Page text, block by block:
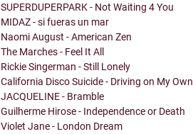
SUPERDUPERPARK - Not Waiting 4 You
MIDAZ - si fueras un mar
Naomi August - American Zen
The Marches - Feel It All
Rickie Singerman - Still Lonely
California Disco Suicide - Driving on My Own
JACQUELINE - Bramble
Guilherme Hirose - Independence or Death
Violet Jane - London Dream